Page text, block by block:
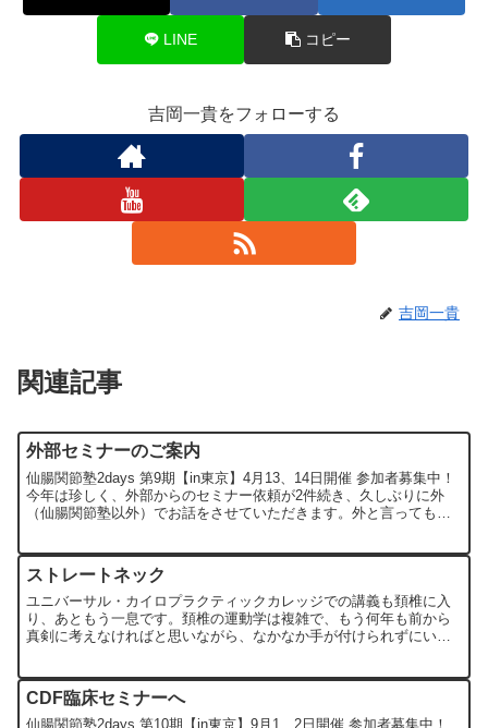
LINE コピー
吉岡一貴をフォローする
吉岡一貴
関連記事
外部セミナーのご案内
仙腸関節塾2days 第9期【in東京】4月13、14日開催 参加者募集中！
今年は珍しく、外部からのセミナー依頼が2件続き、久しぶりに外
（仙腸関節塾以外）でお話をさせていただきます。外と言っても一
ストレートネック
ユニバーサル・カイロプラクティックカレッジでの講義も頚椎に入
り、あともう一息です。頚椎の運動学は複雑で、もう何年も前から
真剣に考えなければと思いながら、なかなか手が付けられずにいま
CDF臨床セミナーへ
仙腸関節塾2days 第10期【in東京】9月1、2日開催 参加者募集中！